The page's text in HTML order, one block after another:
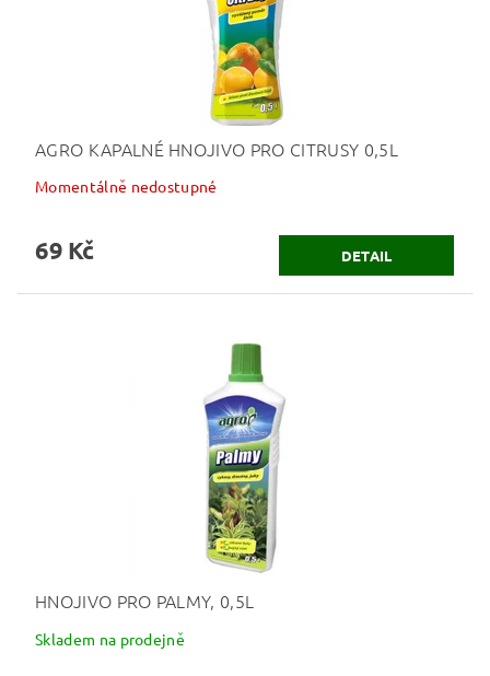
AGRO KAPALNÉ HNOJIVO PRO CITRUSY 0,5L
Momentálně nedostupné
69 Kč DETAIL
HNOJIVO PRO PALMY, 0,5L
Skladem na prodejně